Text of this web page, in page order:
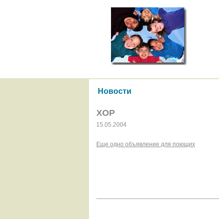
Новости
ХОР
15.05.2004
Еще одно объявление для поющих